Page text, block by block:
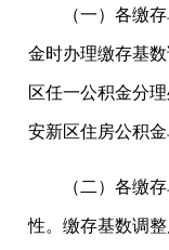
（一）各缴
金时办理缴存基
区任一公积金分
安新区住房公积金
（二）各缴
性。缴存基数调